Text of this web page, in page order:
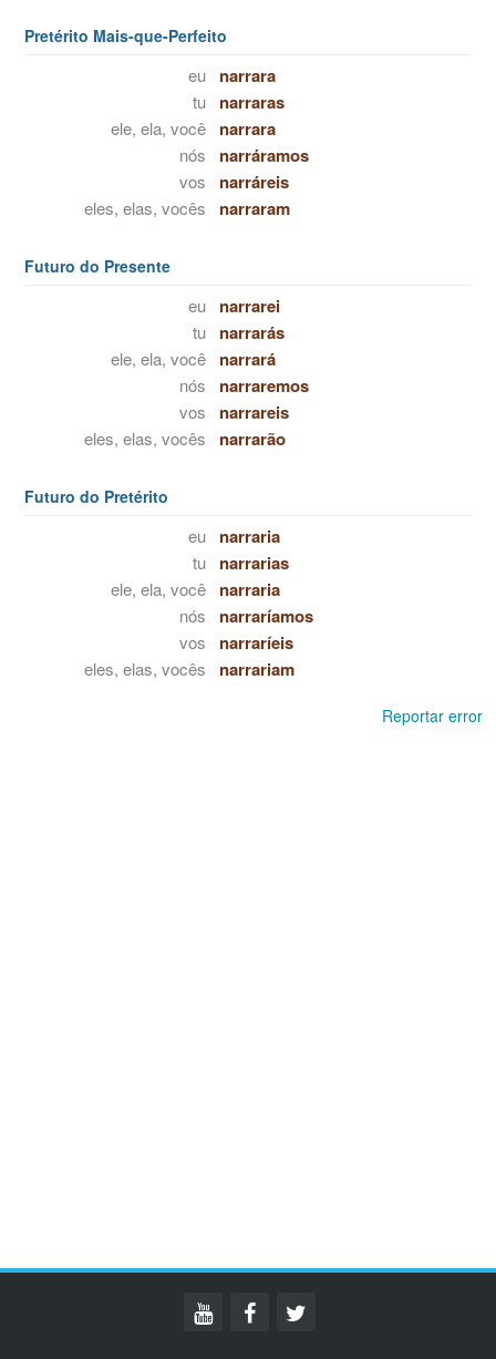
Pretérito Mais-que-Perfeito
eu narrara
tu narraras
ele, ela, você narrara
nós narráramos
vos narráreis
eles, elas, vocês narraram
Futuro do Presente
eu narrarei
tu narrarás
ele, ela, você narrará
nós narraremos
vos narrareis
eles, elas, vocês narrarão
Futuro do Pretérito
eu narraria
tu narrarias
ele, ela, você narraria
nós narraríamos
vos narraríeis
eles, elas, vocês narrariam
Reportar error